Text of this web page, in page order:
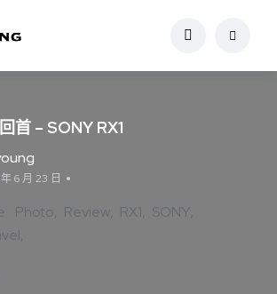
首 – SONY RX1
6 月 23 日
Photo Review RX1
SONY